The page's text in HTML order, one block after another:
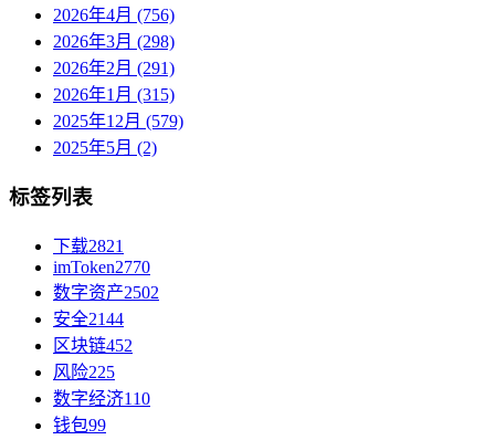
2026年4月 (756)
2026年3月 (298)
2026年2月 (291)
2026年1月 (315)
2025年12月 (579)
2025年5月 (2)
标签列表
下载2821
imToken2770
数字资产2502
安全2144
区块链452
风险225
数字经济110
钱包99